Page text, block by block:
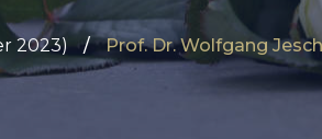
2023) Prof. Dr. Wolfgang Jesch